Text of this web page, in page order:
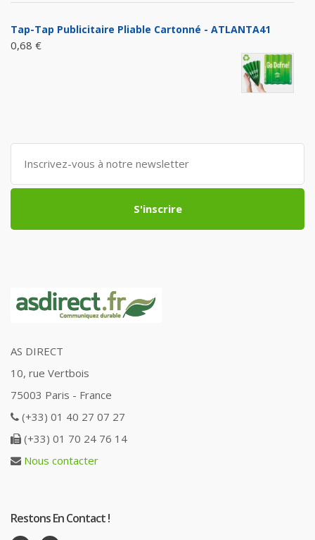
Tap-Tap Publicitaire Pliable Cartonné - ATLANTA41
0,68 €
S'inscrire
AS DIRECT
10, rue Vertbois
75003 Paris - France
(+33) 01 40 27 07 27
(+33) 01 70 24 76 14
Nous contacter
Restons En Contact !